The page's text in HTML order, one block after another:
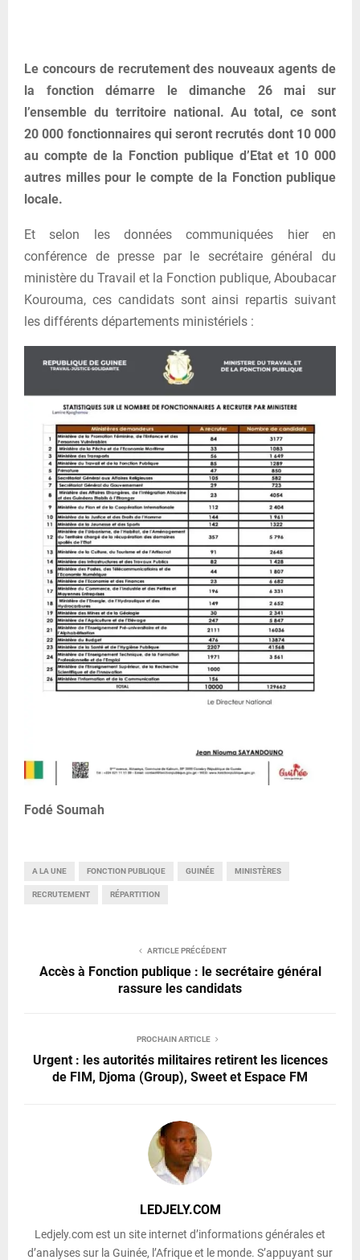
Le concours de recrutement des nouveaux agents de
la fonction démarre le dimanche 26 mai sur
l’ensemble du territoire national. Au total, ce sont
20 000 fonctionnaires qui seront recrutés dont 10 000
au compte de la Fonction publique d’Etat et 10 000
autres milles pour le compte de la Fonction publique
locale.
Et selon les données communiquées hier en
conférence de presse par le secrétaire général du
ministère du Travail et la Fonction publique, Aboubacar
Kourouma, ces candidats sont ainsi repartis suivant
les différents départements ministériels :
Fodé Soumah
A LA UNE FONCTION PUBLIQUE GUINÉE MINISTÈRES
RECRUTEMENT RÉPARTITION
ARTICLE PRÉCÉDENT
Accès à Fonction publique : le secrétaire général
rassure les candidats
PROCHAIN ARTICLE
Urgent : les autorités militaires retirent les licences
de FIM, Djoma (Group), Sweet et Espace FM
LEDJELY.COM
Ledjely.com est un site internet d’informations générales et
d’analyses sur la Guinée, l’Afrique et le monde. S’appuyant sur